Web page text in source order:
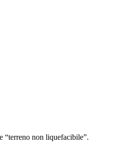
“terreno non liquefacibile”.